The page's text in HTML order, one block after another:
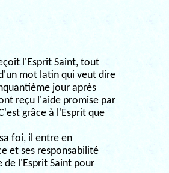
l'Esprit Saint, tout
mot latin qui veut dire
jour après
reçu l'aide promise par
grâce à l'Esprit que
foi, il entre en
et ses responsabilité
de l'Esprit Saint pour